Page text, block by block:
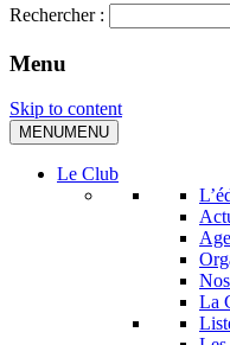
Rechercher :
Menu
Skip to content
MENUMENU
Le Club
La